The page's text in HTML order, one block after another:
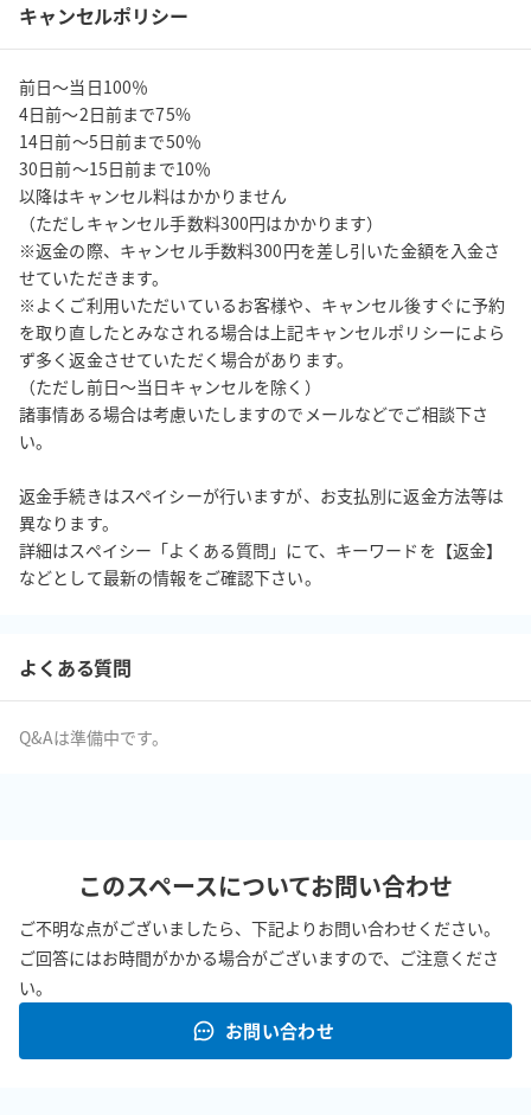
感染拡大防止の意味も含め、皆様にはぜひ慎んでいただきたいと
思います。
直後に清掃時しますので、飲食のご利用はすぐにわかってしまい
ます。
飲食ご利用の場合は３万円ご請求させて頂きますのでご了承くだ
さい。
キャンセルポリシー
前日〜当日100％
4日前〜2日前まで75%
14日前〜5日前まで50％
30日前〜15日前まで10％
以降はキャンセル料はかかりません
（ただしキャンセル手数料300円はかかります）
※返金の際、キャンセル手数料300円を差し引いた金額を入金さ
せていただきます。
※よくご利用いただいているお客様や、キャンセル後すぐに予約
を取り直したとみなされる場合は上記キャンセルポリシーによら
ず多く返金させていただく場合があります。
（ただし前日～当日キャンセルを除く）
諸事情ある場合は考慮いたしますのでメールなどでご相談下さ
い。
返金手続きはスペイシーが行いますが、お支払別に返金方法等は
異なります。
詳細はスペイシー「よくある質問」にて、キーワードを【返金】
などとして最新の情報をご確認下さい。
よくある質問
Q&Aは準備中です。
このスペースについてお問い合わせ
ご不明な点がございましたら、下記よりお問い合わせください。
ご回答にはお時間がかかる場合がございますので、ご注意くださ
い。
お問い合わせ